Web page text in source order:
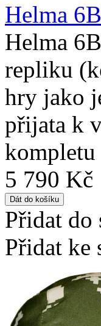
Helma
Helma
repliku
hry jako
přijata k
5 790 Kč
Přidat do
Přidat ke